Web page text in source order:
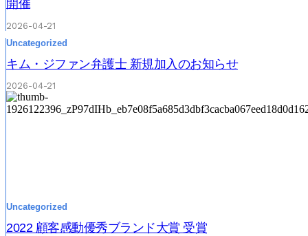
開催
2026-04-21
Uncategorized
キム・ジファン弁護士 新規加入のお知らせ
2026-04-21
Uncategorized
2022 顧客感動優秀ブランド大賞 受賞